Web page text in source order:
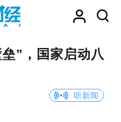
”，国家启动八
听新闻